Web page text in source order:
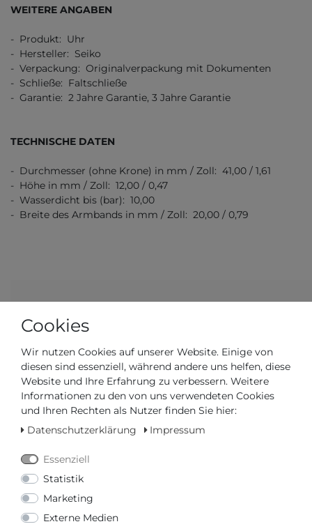
WEITERE ANGABEN
- Produkt: Uhr
- Hersteller: Seiko
- Verpackung: Originalverpackung mit Dokumenten
- Schließe: Faltschließe
- Garantie: 2 Jahre Garantie, 3 Jahre Garantie
TECHNISCHE DATEN
- Durchmesser (ohne Krone) in mm / Zoll: 41,00 / 1,61
- Höhe in mm / Zoll: 12,00 / 0,47
- Wasserdicht bis (bar): 10,00
- Breite des Armbands in mm / Zoll: 20,00 / 0,79
Artikelnummer
330,00 €*
Inhalt Stück
Cookies
Wir nutzen Cookies auf unserer Website. Einige von
diesen sind essenziell, während andere uns helfen, diese
Website und Ihre Erfahrung zu verbessern. Weitere
Informationen zu den von uns verwendeten Cookies
und Ihren Rechten als Nutzer finden Sie hier:
Datenschutzerklärung
Impressum
Essenziell
Statistik
Marketing
Externe Medien